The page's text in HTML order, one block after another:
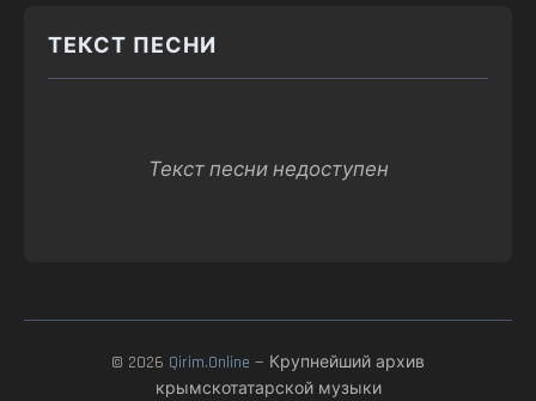
ТЕКСТ ПЕСНИ
Текст песни недоступен
© 2026 Qirim.Online — Крупнейший архив
крымскотатарской музыки